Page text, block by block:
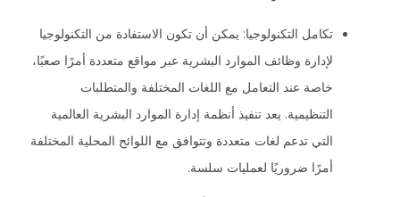
تكامل التكنولوجيا: يمكن أن تكون الاستفادة من التكنولوجيا
لإدارة وظائف الموارد البشرية عبر مواقع متعددة أمرًا صعبًا،
خاصة عند التعامل مع اللغات المختلفة والمتطلبات
التنظيمية. يعد تنفيذ أنظمة إدارة الموارد البشرية العالمية
التي تدعم لغات متعددة وتتوافق مع اللوائح المحلية المختلفة
أمرًا ضروريًا لعمليات سلسة.